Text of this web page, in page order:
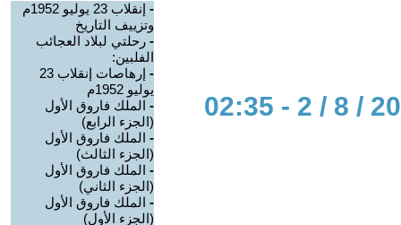
-
إنقلاب 23 يوليو 1952م
وتزييف التاريخ
- رحلتي لبلاد العجائب
الفلبين:
-
إرهاصات إنقلاب 23
يوليو 1952م
- الملك فاروق الأول
(الجزء الرابع)
- الملك فاروق الأول
(الجزء الثالث)
- الملك فاروق الأول
(الجزء الثاني)
- الملك فاروق الأول
(الجزء الأول)